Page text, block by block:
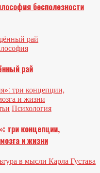
бесполезности
рай
Психология
три концепции,
и жизни